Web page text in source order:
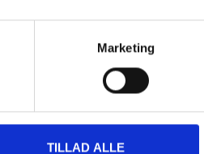
Marketing
TILLAD ALLE
øvelser eller træning.
ofte ikke bedre uden en
senere pro­ble­mer. Her kan vi
og som kan hjælpe dig af